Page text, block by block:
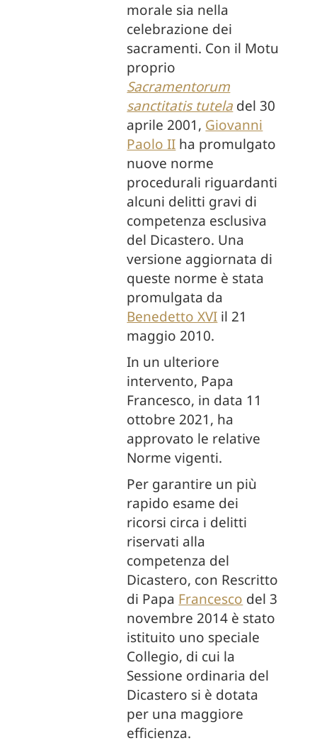
morale sia nella
celebrazione dei
sacramenti. Con il Motu
proprio
Sacramentorum
sanctitatis tutela del 30
aprile 2001, Giovanni
Paolo II ha promulgato
nuove norme
procedurali riguardanti
alcuni delitti gravi di
competenza esclusiva
del Dicastero. Una
versione aggiornata di
queste norme è stata
promulgata da
Benedetto XVI il 21
maggio 2010.
In un ulteriore
intervento, Papa
Francesco, in data 11
ottobre 2021, ha
approvato le relative
Norme vigenti.
Per garantire un più
rapido esame dei
ricorsi circa i delitti
riservati alla
competenza del
Dicastero, con Rescritto
di Papa Francesco del 3
novembre 2014 è stato
istituito uno speciale
Collegio, di cui la
Sessione ordinaria del
Dicastero si è dotata
per una maggiore
efficienza.